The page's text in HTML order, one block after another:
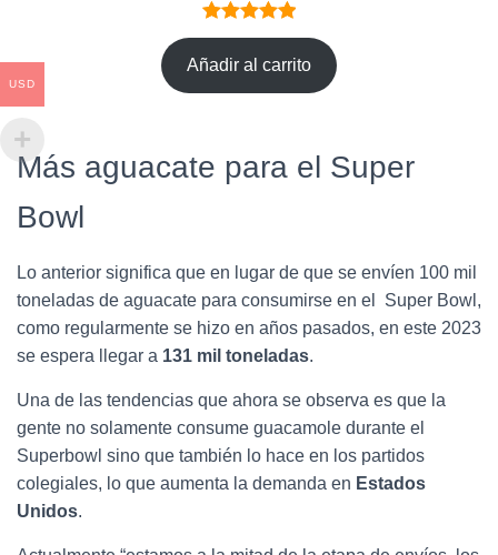
Valorado
con5.00de
5 en base
1
cliente
Añadir al carrito
Más aguacate para el Super
Bowl
Lo anterior significa que en lugar de que se envíen 100 mil
toneladas de aguacate para consumirse en el Super Bowl,
como regularmente se hizo en años pasados, en este 2023
se espera llegar a 131 mil toneladas.
Una de las tendencias que ahora se observa es que la
gente no solamente consume guacamole durante el
Superbowl sino que también lo hace en los partidos
colegiales, lo que aumenta la demanda en Estados
Unidos.
USD